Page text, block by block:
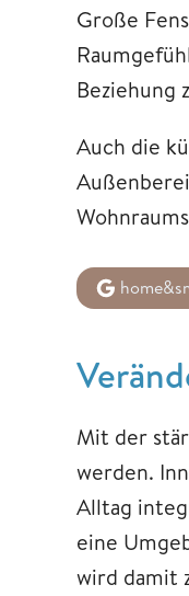
Große
Beziehung
Auch die
Mit der
werden.
Alltag
eine
wird damit